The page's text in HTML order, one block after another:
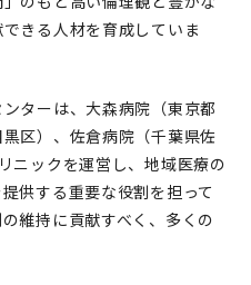
きる人材を育成していま
ターは、大森病院（東京都
区）、佐倉病院（千葉県佐
ニックを運営し、地域医療の
供する重要な役割を担って
維持に貢献すべく、多くの